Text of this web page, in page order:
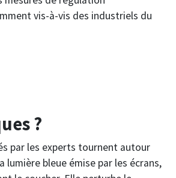
vis-à-vis des industriels du
?
par les experts tournent autour
lumière bleue émise par les écrans,